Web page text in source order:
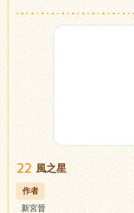
22 風之星
作者
新宮晉